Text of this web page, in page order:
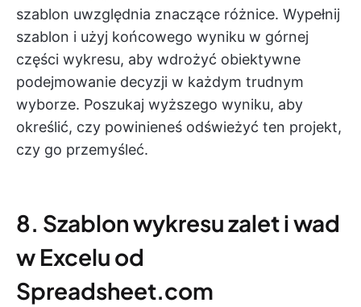
szablon uwzględnia znaczące różnice. Wypełnij
szablon i użyj końcowego wyniku w górnej
części wykresu, aby wdrożyć obiektywne
podejmowanie decyzji w każdym trudnym
wyborze. Poszukaj wyższego wyniku, aby
określić, czy powinieneś odświeżyć ten projekt,
czy go przemyśleć.
8. Szablon wykresu zalet i wad
w Excelu od
Spreadsheet.com